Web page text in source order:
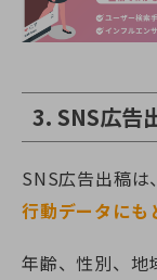
3. SNS広告
SNS広告出稿は、
行動データにも
年齢、性別、地